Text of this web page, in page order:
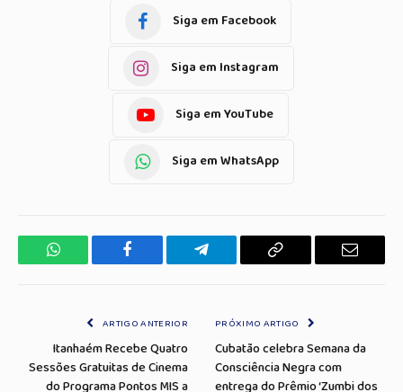
Siga em Facebook
Siga em Instagram
Siga em YouTube
Siga em WhatsApp
WhatsApp Facebook Telegrama Copiar
E-
ARTIGO ANTERIOR
Itanhaém Recebe Quatro
Sessões Gratuitas de Cinema
do Programa Pontos MIS a
PRÓXIMO ARTIGO
Cubatão celebra Semana da
Consciência Negra com
entrega do Prêmio ‘Zumbi dos